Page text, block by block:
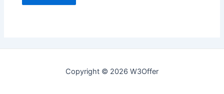
Copyright © 2026 W3Offer